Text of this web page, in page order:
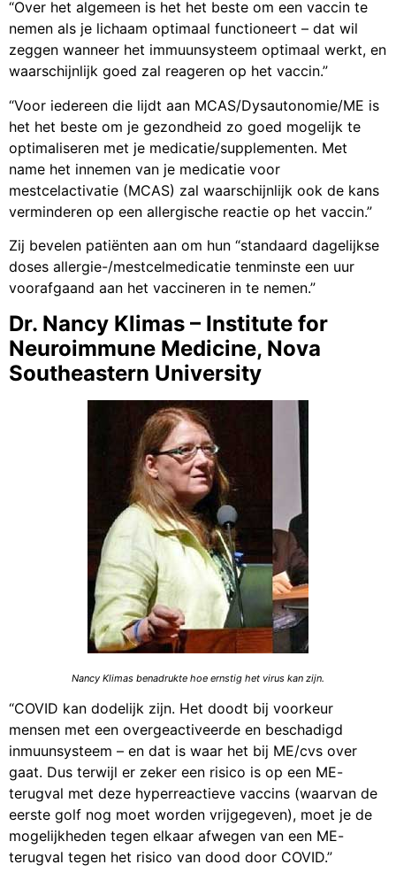
“Over het algemeen is het het beste om een vaccin te
nemen als je lichaam optimaal functioneert – dat wil
zeggen wanneer het immuunsysteem optimaal werkt, en
waarschijnlijk goed zal reageren op het vaccin.”
“Voor iedereen die lijdt aan MCAS/Dysautonomie/ME is
het het beste om je gezondheid zo goed mogelijk te
optimaliseren met je medicatie/supplementen. Met
name het innemen van je medicatie voor
mestcelactivatie (MCAS) zal waarschijnlijk ook de kans
verminderen op een allergische reactie op het vaccin.”
Zij bevelen patiënten aan om hun “standaard dagelijkse
doses allergie-/mestcelmedicatie tenminste een uur
voorafgaand aan het vaccineren in te nemen.”
Dr. Nancy Klimas – Institute for
Neuroimmune Medicine, Nova
Southeastern University
Nancy Klimas benadrukte hoe ernstig het virus kan zijn.
“COVID kan dodelijk zijn. Het doodt bij voorkeur
mensen met een overgeactiveerde en beschadigd
inmuunsysteem – en dat is waar het bij ME/cvs over
gaat. Dus terwijl er zeker een risico is op een ME-
terugval met deze hyperreactieve vaccins (waarvan de
eerste golf nog moet worden vrijgegeven), moet je de
mogelijkheden tegen elkaar afwegen van een ME-
terugval tegen het risico van dood door COVID.”